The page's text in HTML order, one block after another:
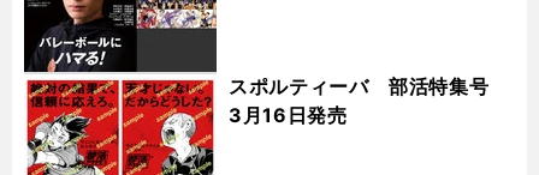
スポルティーバ 部活特集号
3月16日発売